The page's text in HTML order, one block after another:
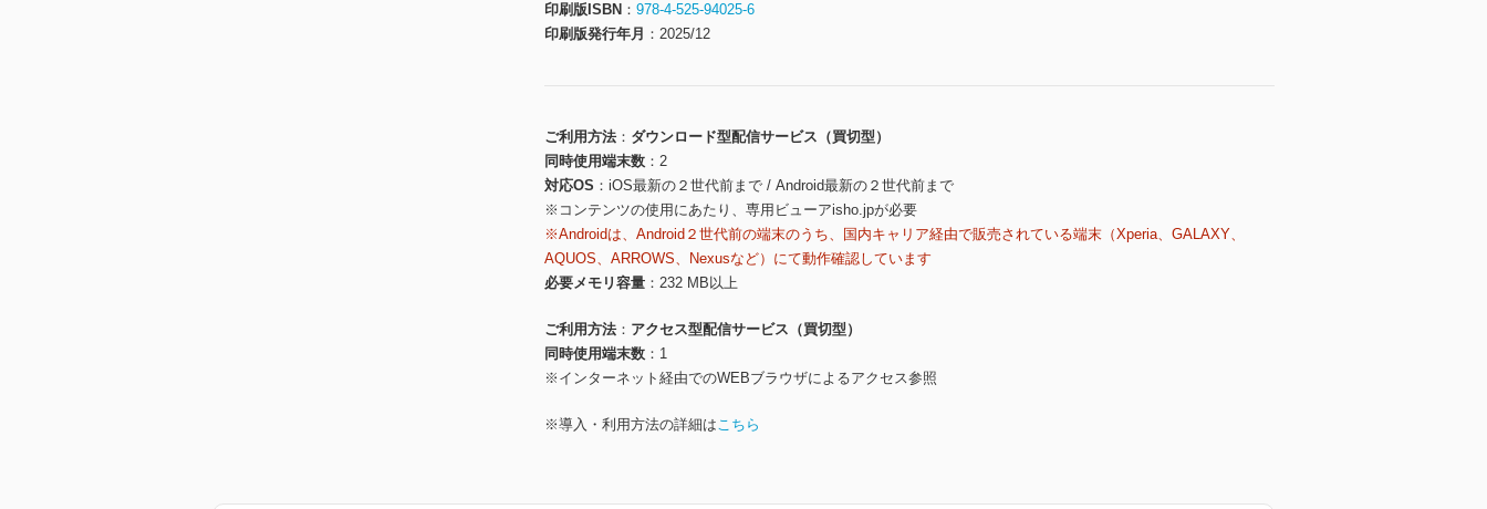
印刷版ISBN
978-4-525-94025-6
印刷版発行年月
2025/12
ご利用方法
ダウンロード型配信サービス（買切型）
同時使用端末数
2
対応OS
iOS最新の２世代前まで / Android最新の２世代前まで
※コンテンツの使用にあたり、専用ビューアisho.jpが必要
※Androidは、Android２世代前の端末のうち、国内キャリア経由で販売されている端末（Xperia、GALAXY、
AQUOS、ARROWS、Nexusなど）にて動作確認しています
必要メモリ容量
232 MB以上
ご利用方法
アクセス型配信サービス（買切型）
同時使用端末数
1
※インターネット経由でのWEBブラウザによるアクセス参照
※導入・利用方法の詳細はこちら